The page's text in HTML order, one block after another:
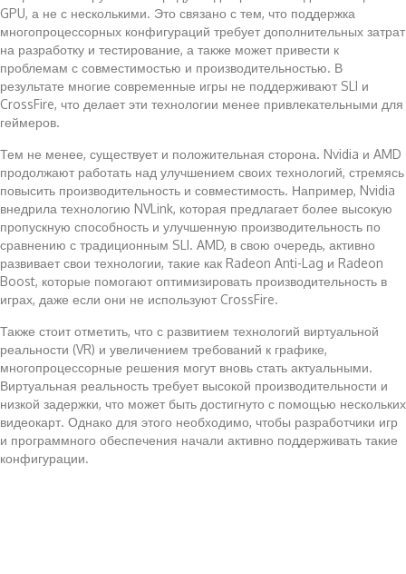
GPU, а не с несколькими. Это связано с тем, что поддержка
многопроцессорных конфигураций требует дополнительных затрат
на разработку и тестирование, а также может привести к
проблемам с совместимостью и производительностью. В
результате многие современные игры не поддерживают SLI и
CrossFire, что делает эти технологии менее привлекательными для
геймеров.
Тем не менее, существует и положительная сторона. Nvidia и AMD
продолжают работать над улучшением своих технологий, стремясь
повысить производительность и совместимость. Например, Nvidia
внедрила технологию NVLink, которая предлагает более высокую
пропускную способность и улучшенную производительность по
сравнению с традиционным SLI. AMD, в свою очередь, активно
развивает свои технологии, такие как Radeon Anti-Lag и Radeon
Boost, которые помогают оптимизировать производительность в
играх, даже если они не используют CrossFire.
Также стоит отметить, что с развитием технологий виртуальной
реальности (VR) и увеличением требований к графике,
многопроцессорные решения могут вновь стать актуальными.
Виртуальная реальность требует высокой производительности и
низкой задержки, что может быть достигнуто с помощью нескольких
видеокарт. Однако для этого необходимо, чтобы разработчики игр
и программного обеспечения начали активно поддерживать такие
конфигурации.